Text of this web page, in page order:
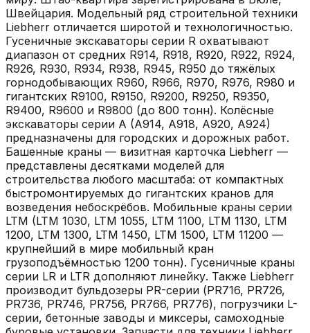
Швейцария. Модельный ряд строительной техники
Liebherr отличается широтой и технологичностью.
Гусеничные экскаваторы серии R охватывают
диапазон от средних R914, R918, R920, R922, R924,
R926, R930, R934, R938, R945, R950 до тяжёлых
горнодобывающих R960, R966, R970, R976, R980 и
гигантских R9100, R9150, R9200, R9250, R9350,
R9400, R9600 и R9800 (до 800 тонн). Колёсные
экскаваторы серии A (A914, A918, A920, A924)
предназначены для городских и дорожных работ.
Башенные краны — визитная карточка Liebherr —
представлены десятками моделей для
строительства любого масштаба: от компактных
быстромонтируемых до гигантских кранов для
возведения небоскрёбов. Мобильные краны серии
LTM (LTM 1030, LTM 1055, LTM 1100, LTM 1130, LTM
1200, LTM 1300, LTM 1450, LTM 1500, LTM 11200 —
крупнейший в мире мобильный кран
грузоподъёмностью 1200 тонн). Гусеничные краны
серии LR и LTR дополняют линейку. Также Liebherr
производит бульдозеры PR-серии (PR716, PR726,
PR736, PR746, PR756, PR766, PR776), погрузчики L-
серии, бетонные заводы и миксеры, самоходные